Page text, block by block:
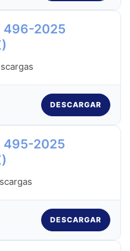
496-2025
DESCARGAR
495-2025
DESCARGAR